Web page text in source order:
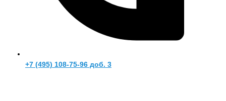
+7 (495) 108-75-96 доб. 3